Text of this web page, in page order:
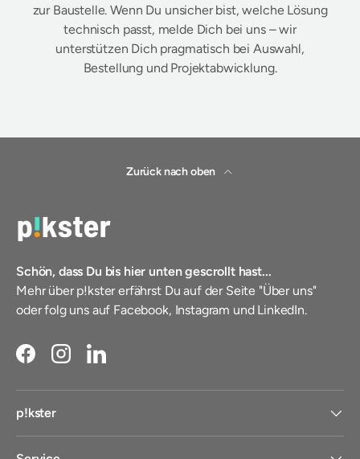
zur Baustelle. Wenn Du unsicher bist, welche Lösung
technisch passt, melde Dich bei uns – wir
unterstützen Dich pragmatisch bei Auswahl,
Bestellung und Projektabwicklung.
Zurück nach oben
Schön, dass Du bis hier unten gescrollt hast...
Mehr über p!kster erfährst Du auf der Seite "Über uns"
oder folg uns auf Facebook, Instagram und LinkedIn.
FacebookInstagramLinkedIn
p!kster